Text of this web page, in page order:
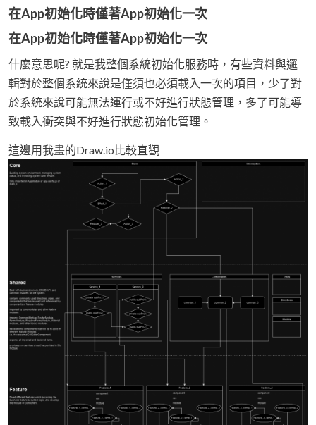
在App初始化時僅著App初始化一次
在App初始化時僅著App初始化一次
什麼意思呢? 就是我整個系統初始化服務時，有些資料與邏
輯對於整個系統來說是僅須也必須載入一次的項目，少了對
於系統來說可能無法運行或不好進行狀態管理，多了可能導
致載入衝突與不好進行狀態初始化管理。
這邊用我畫的Draw.io比較直觀